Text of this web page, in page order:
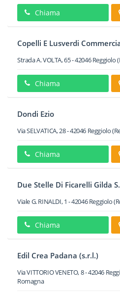
Chiama
Copelli E Lusverdi
Strada A. VOLTA, 65-42046 Reggiolo
Chiama
Dondi Ezio
Via SELVATICA, 28-42046 Reggiolo
Chiama
Due Stelle Di Ficarelli Gilda
Viale G. RINALDI, 1 -42046 Reggiolo
Chiama
Edil Crea Padana (s.r.l.)
Via VITTORIO VENETO, 8-42046
Romagna